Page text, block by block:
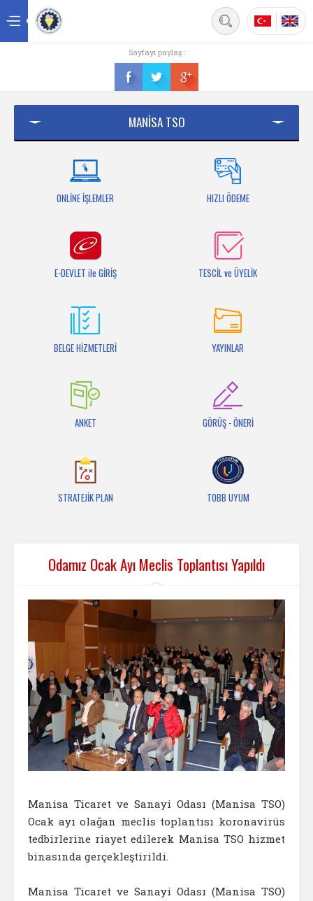
Üyelik
Bilgi Bankası
Sayfayı paylaş :
MANİSA TSO
ONLİNE İŞLEMLER HIZLI ÖDEME
E-DEVLET ile GİRİŞ TESCİL ve ÜYELİK
BELGE HİZMETLERİ YAYINLAR
ANKET GÖRÜŞ - ÖNERİ
STRATEJİK PLAN TOBB UYUM
Odamız Ocak Ayı Meclis Toplantısı Yapıldı
Manisa Ticaret ve Sanayi Odası (Manisa TSO)
Ocak ayı olağan meclis toplantısı koronavirüs
tedbirlerine riayet edilerek Manisa TSO hizmet
binasında gerçekleştirildi.
Manisa Ticaret ve Sanayi Odası (Manisa TSO)